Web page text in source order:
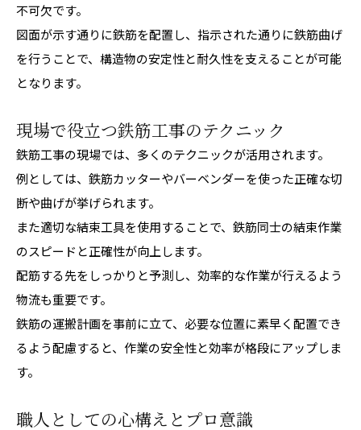
不可欠です。
図面が示す通りに鉄筋を配置し、指示された通りに鉄筋曲げ
を行うことで、構造物の安定性と耐久性を支えることが可能
となります。
現場で役立つ鉄筋工事のテクニック
鉄筋工事の現場では、多くのテクニックが活用されます。
例としては、鉄筋カッターやバーベンダーを使った正確な切
断や曲げが挙げられます。
また適切な結束工具を使用することで、鉄筋同士の結束作業
のスピードと正確性が向上します。
配筋する先をしっかりと予測し、効率的な作業が行えるよう
物流も重要です。
鉄筋の運搬計画を事前に立て、必要な位置に素早く配置でき
るよう配慮すると、作業の安全性と効率が格段にアップしま
す。
職人としての心構えとプロ意識